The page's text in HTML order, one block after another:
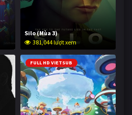
Silo (Mùa 3)
381,044 lượt xem
FULL HD VIETSUB